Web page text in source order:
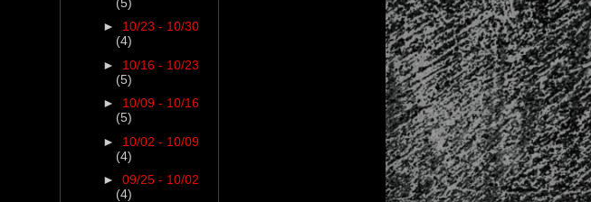
► 10/23 - 10/30
(4)
► 10/16 - 10/23
(5)
► 10/09 - 10/16
(5)
► 10/02 - 10/09
(4)
► 09/25 - 10/02
(4)